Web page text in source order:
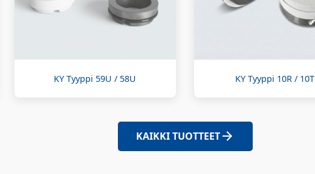
KY Tyyppi 59U / 58U KY Tyyppi 10R / 10T
KAIKKI TUOTTEET